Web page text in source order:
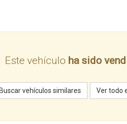
Este vehículo ha sido
Buscar vehículos similares Ver todo